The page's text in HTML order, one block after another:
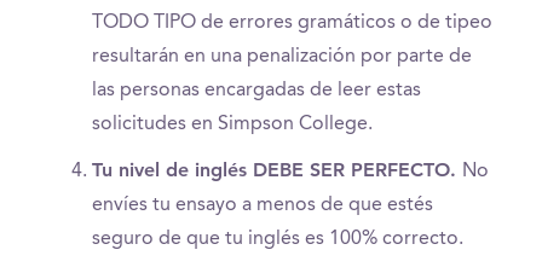
TODO TIPO de errores gramáticos o de tipeo
resultarán en una penalización por parte de
las personas encargadas de leer estas
solicitudes en Simpson College.
Tu nivel de inglés DEBE SER PERFECTO. No
envíes tu ensayo a menos de que estés
seguro de que tu inglés es 100% correcto.